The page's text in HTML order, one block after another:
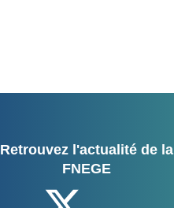
Retrouvez l'actualité de la
FNEGE